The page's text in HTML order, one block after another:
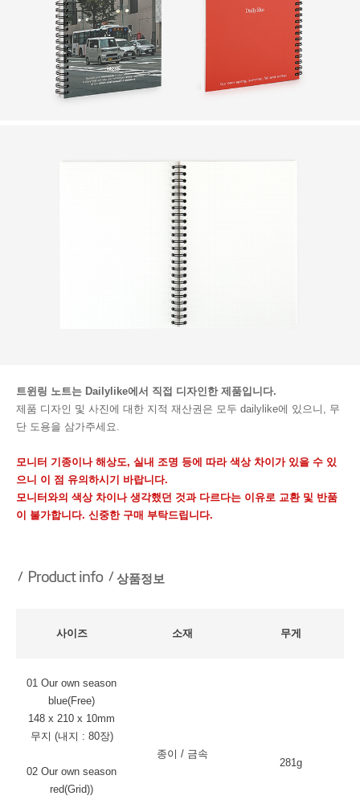
트윈링 노트는 Dailylike에서 직접 디자인한 제품입니다.
제품 디자인 및 사진에 대한 지적 재산권은 모두 dailylike에 있으니, 무
단 도용을 삼가주세요.
모니터 기종이나 해상도, 실내 조명 등에 따라 색상 차이가 있을 수 있
으니 이 점 유의하시기 바랍니다.
모니터와의 색상 차이나 생각했던 것과 다르다는 이유로 교환 및 반품
이 불가합니다. 신중한 구매 부탁드립니다.
상품정보
사이즈 소재 무게
01 Our own season
blue(Free)
148 x 210 x 10mm
무지 (내지 : 80장)
02 Our own season
red(Grid))
종이 / 금속
281g